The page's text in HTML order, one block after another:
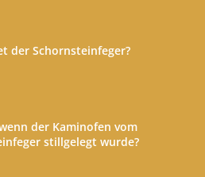
der Schornsteinfeger?
der Kaminofen vom
stillgelegt wurde?